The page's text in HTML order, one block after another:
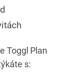
Toggl Plan
s: